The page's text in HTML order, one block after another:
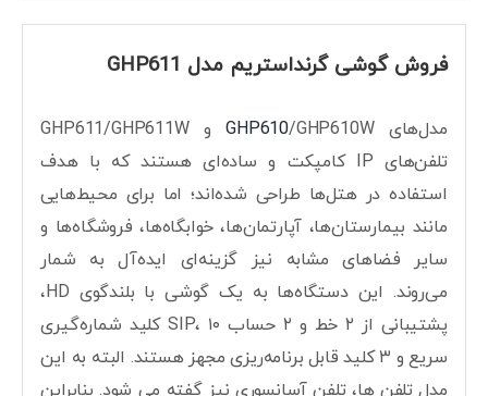
فروش گوشی گرنداستریم مدل GHP611
مدل‌های GHP610
/GHP610W و GHP611/GHP611W
تلفن‌های IP کامپکت و ساده‌ای هستند که با هدف
استفاده در هتل‌ها طراحی شده‌اند؛ اما برای محیط‌هایی
مانند بیمارستان‌ها، آپارتمان‌ها، خوابگاه‌ها، فروشگاه‌ها و
سایر فضاهای مشابه نیز گزینه‌ای ایده‌آل به شمار
می‌روند. این دستگاه‌ها به یک گوشی با بلندگوی HD،
پشتیبانی از ۲ خط و ۲ حساب SIP، ۱۰ کلید شماره‌گیری
سریع و ۳ کلید قابل برنامه‌ریزی مجهز هستند. البته به این
مدل تلفن ها، تلفن آسانسوری نیز گفته می شود. بنابراین